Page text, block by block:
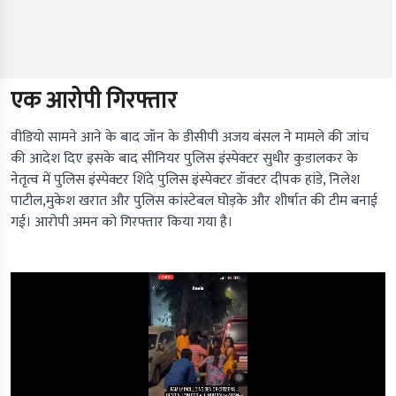
एक आरोपी गिरफ्तार
वीडियो सामने आने के बाद जॉन के डीसीपी अजय बंसल ने मामले की जांच
की आदेश दिए इसके बाद सीनियर पुलिस इंस्पेक्टर सुधीर कुडालकर के
नेतृत्व में पुलिस इंस्पेक्टर शिंदे पुलिस इंस्पेक्टर डॉक्टर दीपक हांडे, निलेश
पाटील,मुकेश खरात और पुलिस कांस्टेबल घोड़के और शीर्षात की टीम बनाई
गई। आरोपी अमन को गिरफ्तार किया गया है।